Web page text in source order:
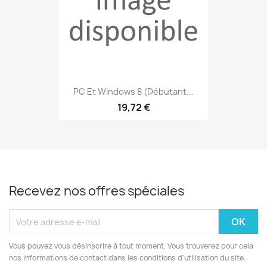
PC Et Windows 8 (débutant...
19,72 €
Recevez nos offres spéciales
Vous pouvez vous désinscrire à tout moment. Vous trouverez pour cela
nos informations de contact dans les conditions d'utilisation du site.